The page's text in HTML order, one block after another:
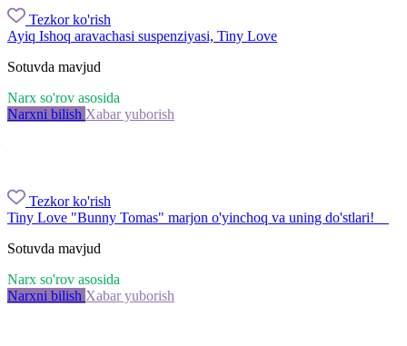
Tezkor ko'rish
Ayiq Ishoq aravachasi suspenziyasi, Tiny Love
Sotuvda mavjud
Narx so'rov asosida
Narxni bilish Xabar yuborish
Tezkor ko'rish
Tiny Love "Bunny Tomas" marjon o'yinchoq va uning do'stlari!
Sotuvda mavjud
Narx so'rov asosida
Narxni bilish Xabar yuborish